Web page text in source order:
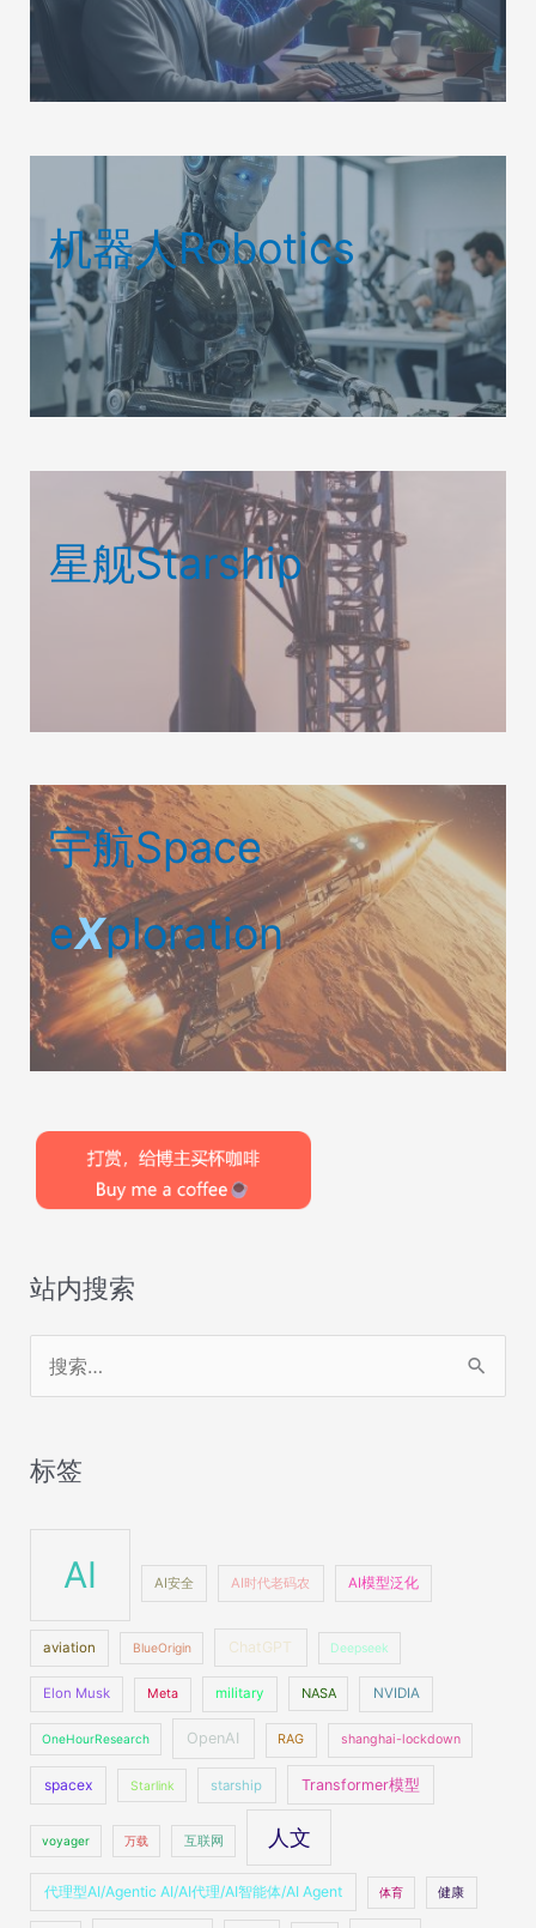
机器人Robotics
星舰Starship
宇航Space
eXploration
站内搜索
索
标签
AI AI安全 AI时代老码农 AI模型泛化
aviation BlueOrigin ChatGPT Deepseek
Elon Musk Meta military NASA NVIDIA
OneHourResearch OpenAI RAG shanghai-lockdown
spacex Starlink starship Transformer模型
voyager 万载 互联网 人文
代理型AI/Agentic AI/AI代理/AI智能体/AI Agent 体育 健康